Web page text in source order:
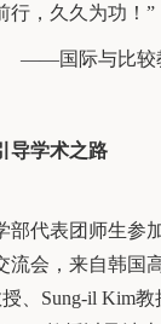
行，久久为功！”
较教育研
导学术之路
部代表团师生参
流会，来自韩国
、Sung-il Kim